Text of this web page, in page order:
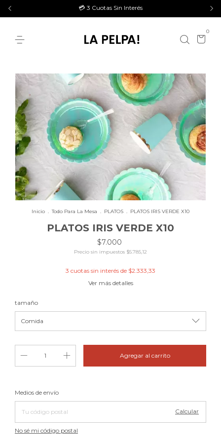
💳 3 Cuotas Sin Interés
0
Inicio . Todo Para La Mesa . PLATOS . PLATOS IRIS VERDE X10
PLATOS IRIS VERDE X10
$7.000
Precio sin impuestos $5.785,12
3 cuotas sin interés de $2.333,33
Ver más detalles
tamaño
Entregas para el CP:
Medios de envío
Calcular
No sé mi código postal